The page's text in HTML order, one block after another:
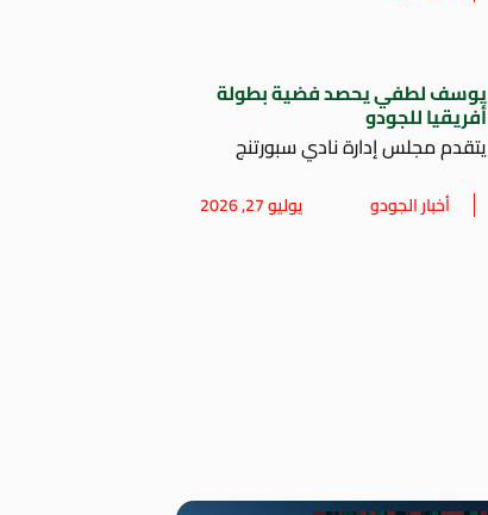
يوسف لطفي يحصد فضية بطولة
أفريقيا للجودو
يتقدم مجلس إدارة نادي سبورتنج
أخبار الجودو يوليو 27, 2026